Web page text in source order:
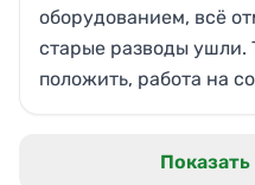
оборудованием, всё
старые разводы ушли.
положить, работа на